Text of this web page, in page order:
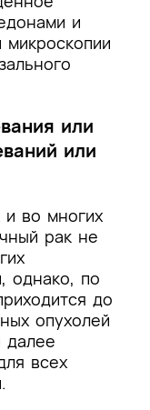
и
или
или
во многих
рак не
однако, по
до
опухолей
далее
всех